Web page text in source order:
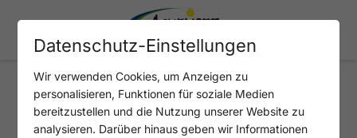
404 - SEITE NICHT
Datenschutz-Einstellungen
Wir verwenden Cookies, um Anzeigen zu
personalisieren, Funktionen für soziale Medien
bereitzustellen und die Nutzung unserer Website zu
analysieren. Darüber hinaus geben wir Informationen